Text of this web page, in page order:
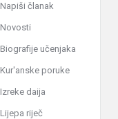
Napiši članak
Novosti
Biografije učenjaka
Kur'anske poruke
Izreke daija
Lijepa riječ